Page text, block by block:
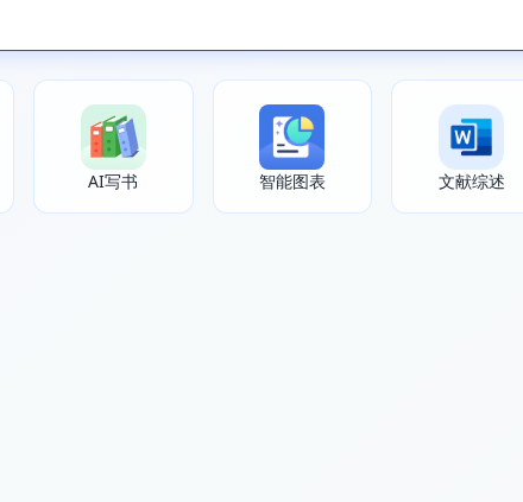
AI写书 智能图表 文献综述